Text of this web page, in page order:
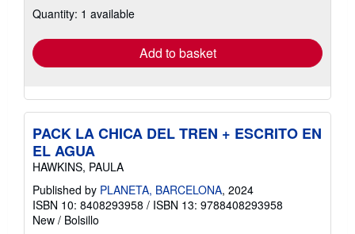
shipping
Quantity: 1 available
Add to basket
PACK LA CHICA DEL TREN + ESCRITO EN
EL AGUA
HAWKINS, PAULA
Published by PLANETA, BARCELONA, 2024
ISBN 10: 8408293958 / ISBN 13: 9788408293958
New / Bolsillo